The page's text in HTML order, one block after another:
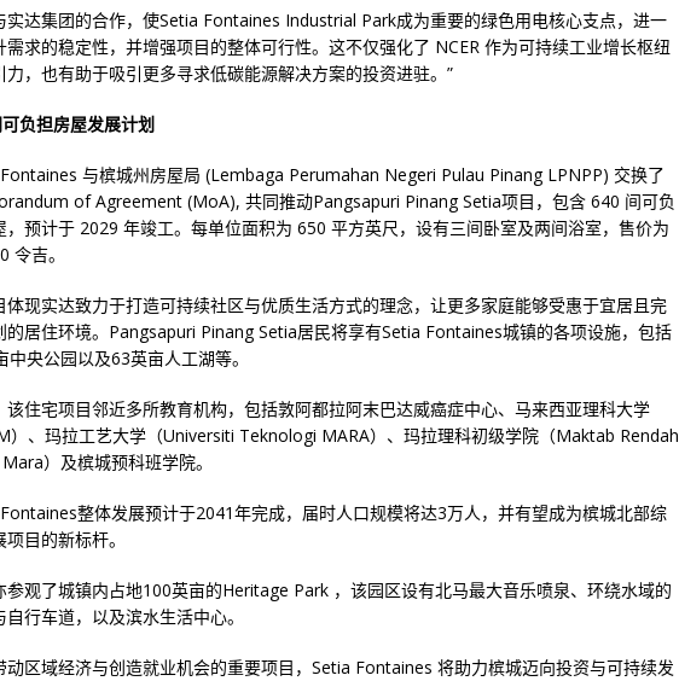
实达集团的合作，使Setia Fontaines Industrial Park成为重要的绿色用电核心支点，进一
需求的稳定性，并增强项目的整体可行性。这不仅强化了 NCER 作为可持续工业增长枢纽
力，也有助于吸引更多寻求低碳能源解决方案的投资进驻。”
负担房屋发展计划
与槟城州房屋局 (Lembaga Perumahan Negeri Pulau Pinang LPNPP) 交换了
of Agreement (MoA), 共同推动Pangsapuri Pinang Setia项目，包含 640 间可负
，预计于 2029 年竣工。每单位面积为 650 平方英尺，设有三间卧室及两间浴室，售价为
令吉。
体现实达致力于打造可持续社区与优质生活方式的理念，让更多家庭能够受惠于宜居且完
的居住环境。Pangsapuri Pinang Setia居民将享有Setia Fontaines城镇的各项设施，包括
中央公园以及63英亩人工湖等。
该住宅项目邻近多所教育机构，包括敦阿都拉阿末巴达威癌症中心、马来西亚理科大学
）、玛拉工艺大学（Universiti Teknologi MARA）、玛拉理科初级学院（Maktab Rendah
）及槟城预科班学院。
整体发展预计于2041年完成，届时人口规模将达3万人，并有望成为槟城北部综
目的新标杆。
参观了城镇内占地100英亩的Heritage Park ，该园区设有北马最大音乐喷泉、环绕水域的
自行车道，以及滨水生活中心。
动区域经济与创造就业机会的重要项目，Setia Fontaines 将助力槟城迈向投资与可持续发